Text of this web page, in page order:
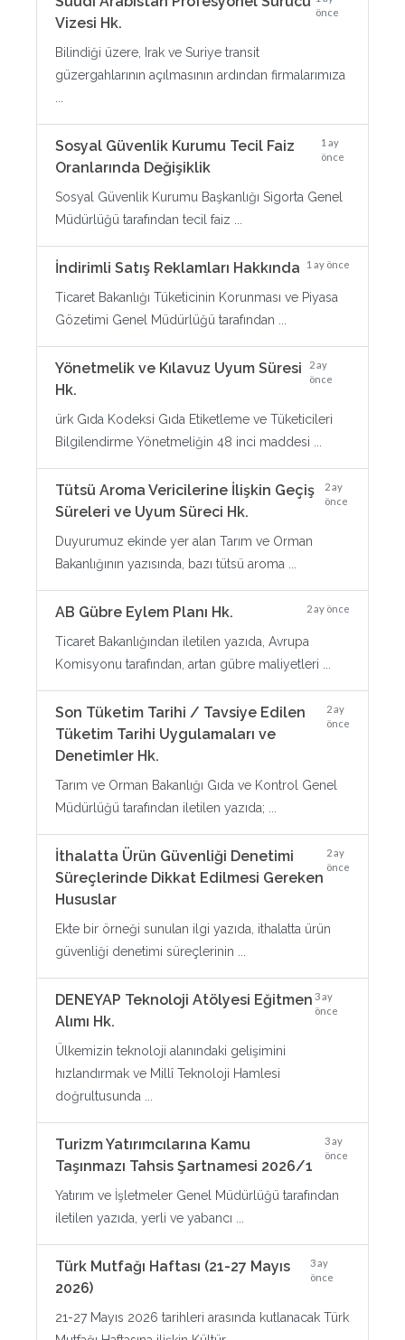
Vizesi Hk.
önce
Bilindiği üzere, Irak ve Suriye transit
güzergahlarının açılmasının ardından firmalarımıza
Sosyal Güvenlik Kurumu Tecil Faiz
Oranlarında Değişiklik
1 ay
önce
Sosyal Güvenlik Kurumu Başkanlığı Sigorta Genel
Müdürlüğü tarafından tecil faiz ...
İndirimli Satış Reklamları Hakkında 1 ay önce
Ticaret Bakanlığı Tüketicinin Korunması ve Piyasa
Gözetimi Genel Müdürlüğü tarafından ...
Yönetmelik ve Kılavuz Uyum Süresi
Hk.
2 ay
önce
ürk Gıda Kodeksi Gıda Etiketleme ve Tüketicileri
Bilgilendirme Yönetmeliğin 48 inci maddesi ...
Tütsü Aroma Vericilerine İlişkin Geçiş
Süreleri ve Uyum Süreci Hk.
2 ay
önce
Duyurumuz ekinde yer alan Tarım ve Orman
Bakanlığının yazısında, bazı tütsü aroma ...
AB Gübre Eylem Planı Hk. 2 ay önce
Ticaret Bakanlığından iletilen yazıda, Avrupa
Komisyonu tarafından, artan gübre maliyetleri ...
Son Tüketim Tarihi / Tavsiye Edilen
Tüketim Tarihi Uygulamaları ve
Denetimler Hk.
2 ay
önce
Tarım ve Orman Bakanlığı Gıda ve Kontrol Genel
Müdürlüğü tarafından iletilen yazıda; ...
İthalatta Ürün Güvenliği Denetimi
Süreçlerinde Dikkat Edilmesi Gereken
Hususlar
2 ay
önce
Ekte bir örneği sunulan ilgi yazıda, ithalatta ürün
güvenliği denetimi süreçlerinin ...
DENEYAP Teknoloji Atölyesi Eğitmen
Alımı Hk.
3 ay
önce
Ülkemizin teknoloji alanındaki gelişimini
hızlandırmak ve Millî Teknoloji Hamlesi
doğrultusunda ...
Turizm Yatırımcılarına Kamu
Taşınmazı Tahsis Şartnamesi 2026/1
3 ay
önce
Yatırım ve İşletmeler Genel Müdürlüğü tarafından
iletilen yazıda, yerli ve yabancı ...
Türk Mutfağı Haftası (21-27 Mayıs
2026)
3 ay
önce
21-27 Mayıs 2026 tarihleri arasında kutlanacak Türk